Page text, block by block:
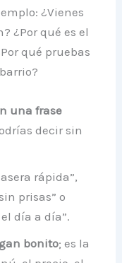
¿Vienes
¿Por qué es el
qué pruebas
una frase
decir sin
rápida”,
prisas” o
día a día”.
bonito; es la